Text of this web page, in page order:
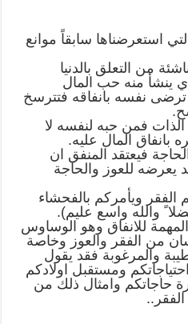
استعرضناها سابقاً موانع
من التعلق بالدنيا
ينشأ منه حب المال
ترضى نفسه بانفاقه فتترسخ
الذات فمن حبه لنفسه لا
بانفاق المال عليه.
فيعتقد المنفق ان
يعرضه للعوز والحاجة
ويأمركم بالفحشاء
والله واسع عليم).
المهمة للانفاق وهو الوساوس
من الفقر والعوز وخاصة
والمرغوبة فقد يقول
ومستقبل اولادكم
حاجاتكم وامثال ذلك من